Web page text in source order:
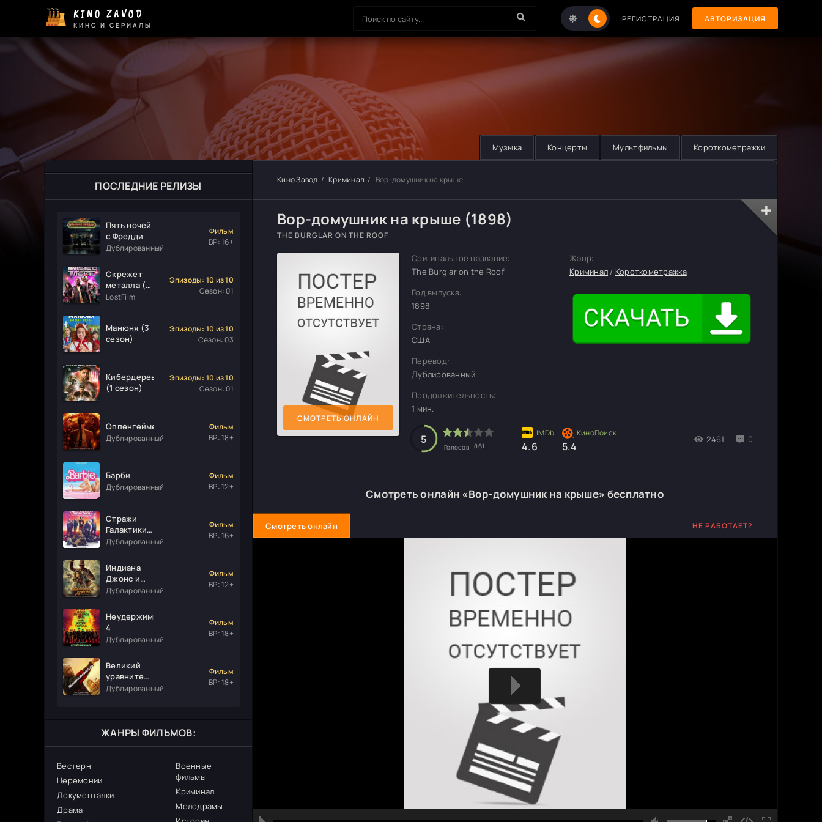
KINO ZAVOD
КИНО И СЕРИАЛЫ
РЕГИСТРАЦИЯ АВТОРИЗАЦИЯ
Музыка Концерты Мультфильмы Короткометражки
ПОСЛЕДНИЕ РЕЛИЗЫ
Пять ночей
с Фредди
Дублированный
Фильм
ВР: 16+
Скрежет
металла (1
сезон)
LostFilm
Эпизоды: 10 из 10
Сезон: 01
Манюня (3
сезон)
Эпизоды: 10 из 10
Сезон: 03
Кибердеревня
(1 сезон)
Эпизоды: 10 из 10
Сезон: 01
Оппенгеймер
Дублированный
Фильм
ВР: 18+
Барби
Дублированный
Фильм
ВР: 12+
Стражи
Галактики.
Часть 3
Дублированный
Фильм
ВР: 16+
Индиана
Джонс и
колесо
Дублированный
Фильм
ВР: 12+
Неудержимые
4
Дублированный
Фильм
ВР: 18+
Великий
уравнитель
3
Дублированный
Фильм
ВР: 18+
ЖАНРЫ ФИЛЬМОВ:
Вестерн
Церемонии
Документалки
Драма
Военные
фильмы
Криминал
Мелодрамы
Кино Завод Криминал Вор-домушник на крыше
Вор-домушник на крыше (1898)
THE BURGLAR ON THE ROOF
СМОТРЕТЬ ОНЛАЙН
Оригинальное название:
The Burglar on the Roof
Год выпуска:
1898
Страна:
США
Перевод:
Дублированный
Продолжительность:
1 мин.
5
Голосов: 861 4.6 5.4
2461 0
Жанр:
Криминал / Короткометражка
Смотреть онлайн «Вор-домушник на крыше» бесплатно
Смотреть онлайн НЕ РАБОТАЕТ?